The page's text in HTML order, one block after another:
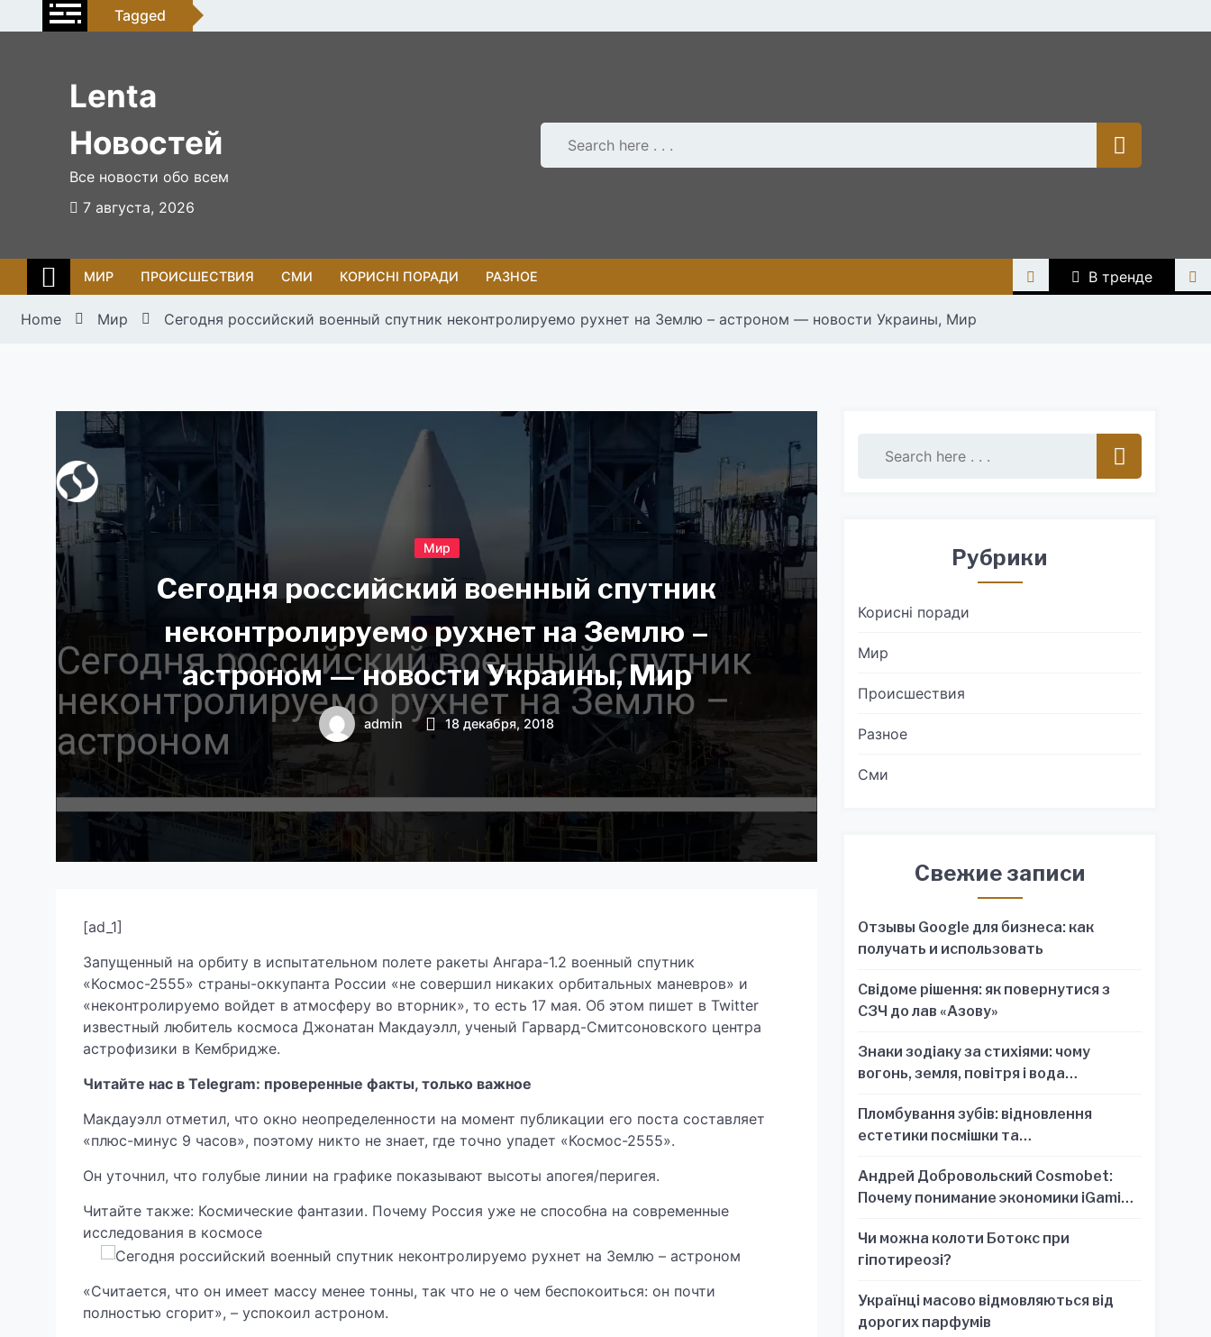
to
Tagged
Lenta
Новостей
Все новости обо всем
7 августа, 2026
МИР ПРОИСШЕСТВИЯ СМИ КОРИСНІ ПОРАДИ РАЗНОЕ В тренде
Home Мир Сегодня российский военный спутник неконтролируемо рухнет на Землю – астроном — новости Украины, Мир
Мир
Сегодня российский военный спутник
неконтролируемо рухнет на Землю –
астроном — новости Украины, Мир
admin 18 декабря, 2018
[ad_1]
Запущенный на орбиту в испытательном полете ракеты Ангара-1.2 военный спутник
«Космос-2555» страны-оккупанта России «не совершил никаких орбитальных маневров» и
«неконтролируемо войдет в атмосферу во вторник», то есть 17 мая. Об этом пишет в Twitter
известный любитель космоса Джонатан Макдауэлл, ученый Гарвард-Смитсоновского центра
астрофизики в Кембридже.
Читайте нас в Telegram: проверенные факты, только важное
Макдауэлл отметил, что окно неопределенности на момент публикации его поста составляет
«плюс-минус 9 часов», поэтому никто не знает, где точно упадет «Космос-2555».
Он уточнил, что голубые линии на графике показывают высоты апогея/перигея.
Читайте также: Космические фантазии. Почему Россия уже не способна на современные
исследования в космосе
«Считается, что он имеет массу менее тонны, так что не о чем беспокоиться: он почти
полностью сгорит», – успокоил астроном.
Рубрики
Корисні поради
Мир
Происшествия
Разное
Сми
Свежие записи
Отзывы Google для бизнеса: как
получать и использовать
Свідоме рішення: як повернутися з
СЗЧ до лав «Азову»
Знаки зодіаку за стихіями: чому
вогонь, земля, повітря і вода
знак
Пломбування зубів: відновлення
естетики посмішки та
Андрей Добровольский Cosmobet:
Почему понимание экономики iGaming
решений
Чи можна колоти Ботокс при
гіпотиреозі?
Українці масово відмовляються від
дорогих парфумів